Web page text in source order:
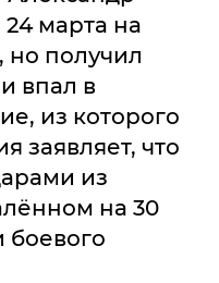
марта на
но получил
впал в
из которого
заявляет, что
из
на 30
боевого